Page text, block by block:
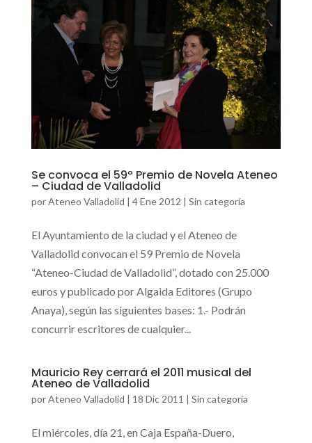
Se convoca el 59º Premio de Novela Ateneo
– Ciudad de Valladolid
porAteneo Valladolid | 4 Ene 2012 | Sin categoría
El Ayuntamiento de la ciudad y el Ateneo de
Valladolid convocan el 59 Premio de Novela
“Ateneo-Ciudad de Valladolid”, dotado con 25.000
euros y publicado por Algaida Editores (Grupo
Anaya), según las siguientes bases: 1.- Podrán
concurrir escritores de cualquier...
Mauricio Rey cerrará el 2011 musical del
Ateneo de Valladolid
porAteneo Valladolid | 18 Dic 2011 | Sin categoría
El miércoles, día 21, en Caja España-Duero,